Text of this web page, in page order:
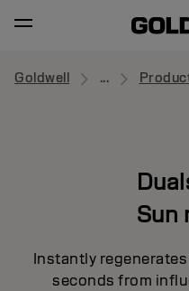
Goldwell ...
Sun
Instantly
seconds from